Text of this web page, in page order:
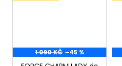
1 090 KČ –45 %